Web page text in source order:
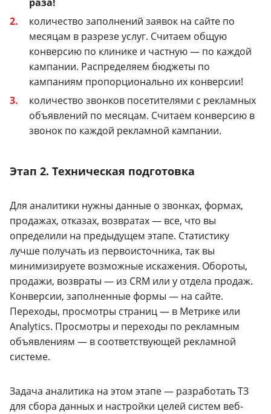
количество заполнений заявок на сайте по
месяцам в разрезе услуг. Считаем общую
конверсию по клинике и частную — по каждой
кампании. Распределяем бюджеты по
кампаниям пропорционально их конверсии!
количество звонков посетителями с рекламных
объявлений по месяцам. Считаем конверсию в
звонок по каждой рекламной кампании.
Этап 2. Техническая подготовка
Для аналитики нужны данные о звонках, формах,
продажах, отказах, возвратах — все, что вы
определили на предыдущем этапе. Статистику
лучше получать из первоисточника, так вы
минимизируете возможные искажения. Обороты,
продажи, возвраты — из CRM или у отдела продаж.
Конверсии, заполненные формы — на сайте.
Переходы, просмотры страниц — в Метрике или
Analytics. Просмотры и переходы по рекламным
объявлениям — в соответствующей рекламной
системе.
Задача аналитика на этом этапе — разработать ТЗ
для сбора данных и настройки целей систем веб-